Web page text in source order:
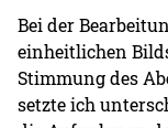
Bei der
einheitlichen
Stimmung des
setzte ich